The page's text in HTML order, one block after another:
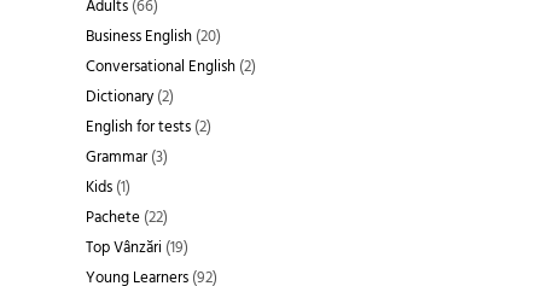
m
Adults (66)
Business English (20)
Conversational English (2)
Dictionary (2)
English for tests (2)
Grammar (3)
Kids (1)
Pachete (22)
Top Vânzări (19)
Young Learners (92)